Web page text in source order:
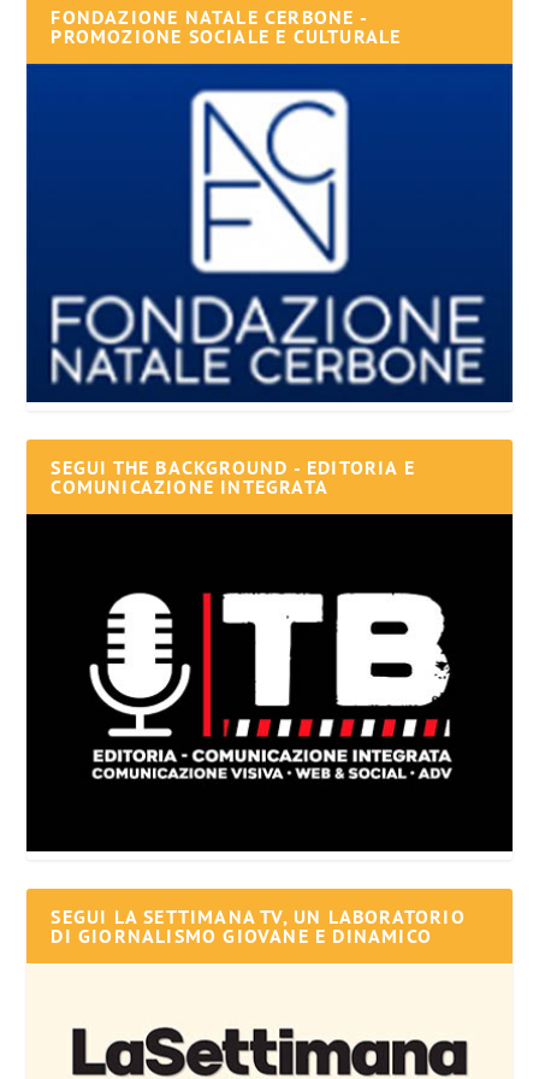
FONDAZIONE NATALE CERBONE -
PROMOZIONE SOCIALE E CULTURALE
SEGUI THE BACKGROUND - EDITORIA E
COMUNICAZIONE INTEGRATA
SEGUI LA SETTIMANA TV, UN LABORATORIO
DI GIORNALISMO GIOVANE E DINAMICO